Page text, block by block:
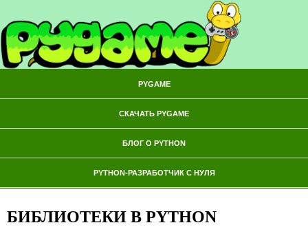
PYGAME
СКАЧАТЬ PYGAME
БЛОГ О PYTHON
PYTHON-РАЗРАБОТЧИК С НУЛЯ
БИБЛИОТЕКИ В PYTHON